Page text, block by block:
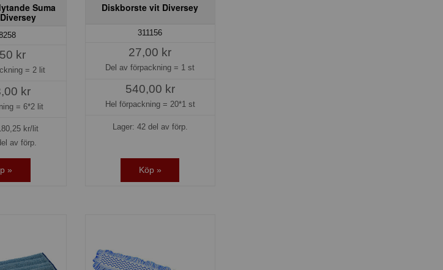
Suma
kr
= 2 lit
kr
=6*2 lit
kr/lit
av förp.
»
Diskborste vit Diversey
311156
27,00 kr
Del av förpackning = 1 st
540,00 kr
Hel förpackning = 20*1 st
Lager: 42 del av förp.
Köp »